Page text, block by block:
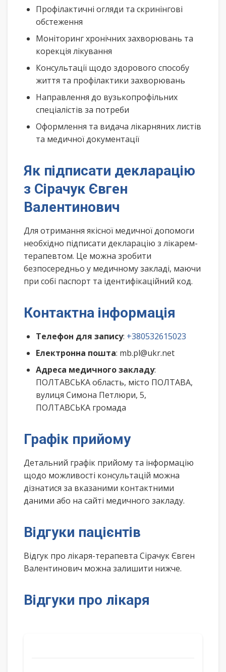
Профілактичні огляди та скринінгові
обстеження
Моніторинг хронічних захворювань та
корекція лікування
Консультації щодо здорового способу
життя та профілактики захворювань
Направлення до вузькопрофільних
спеціалістів за потреби
Оформлення та видача лікарняних листів
та медичної документації
Як підписати декларацію
з Сірачук Євген
Валентинович
Для отримання якісної медичної допомоги
необхідно підписати декларацію з лікарем-
терапевтом. Це можна зробити
безпосередньо у медичному закладі, маючи
при собі паспорт та ідентифікаційний код.
Контактна інформація
Телефон для запису: +380532615023
Електронна пошта: mb.pl@ukr.net
Адреса медичного закладу:
ПОЛТАВСЬКА область, місто ПОЛТАВА,
вулиця Симона Петлюри, 5,
ПОЛТАВСЬКА громада
Графік прийому
Детальний графік прийому та інформацію
щодо можливості консультацій можна
дізнатися за вказаними контактними
даними або на сайті медичного закладу.
Відгуки пацієнтів
Відгук про лікаря-терапевта Сірачук Євген
Валентинович можна залишити нижче.
Відгуки про лікаря